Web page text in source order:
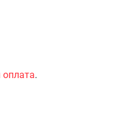
.